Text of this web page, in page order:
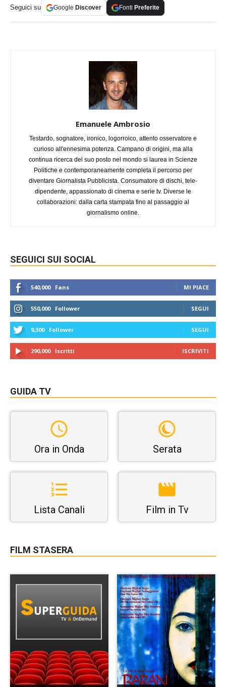
Seguici su Google Discover Fonti Preferite
Emanuele Ambrosio
Testardo, sognatore, ironico, logorroico, attento osservatore e
curioso all'ennesima potenza. Campano di origini, ma alla
continua ricerca del suo posto nel mondo si laurea in Scienze
Politiche e contemporaneamente completa il percorso per
diventare Giornalista Pubblicista. Consumatore di dischi, tele-
dipendente, appassionato di cinema e serie tv. Diverse le
collaborazioni: dalla carta stampata fino al passaggio al
giornalismo online.
SEGUICI SUI SOCIAL
540,000 Fans MI PIACE
550,000 Follower SEGUI
9,300 Follower SEGUI
290,000 Iscritti ISCRIVITI
GUIDA TV
Ora in Onda Serata
Lista Canali Film in Tv
FILM STASERA